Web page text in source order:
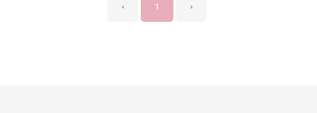
‹ 1 ›